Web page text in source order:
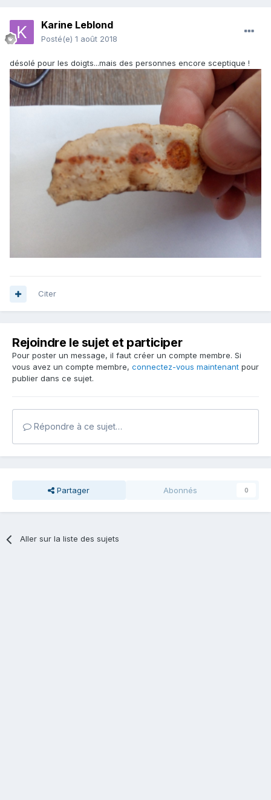
Karine Leblond
Posté(e) 1 août 2018
désolé pour les doigts...mais des personnes encore sceptique !
Citer
Rejoindre le sujet et participer
Pour poster un message, il faut créer un compte membre. Si
vous avez un compte membre, connectez-vous maintenant pour
publier dans ce sujet.
Répondre à ce sujet…
Partager Abonnés 0
Aller sur la liste des sujets